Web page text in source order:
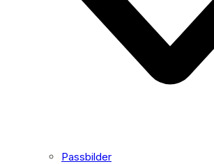
Passbilder